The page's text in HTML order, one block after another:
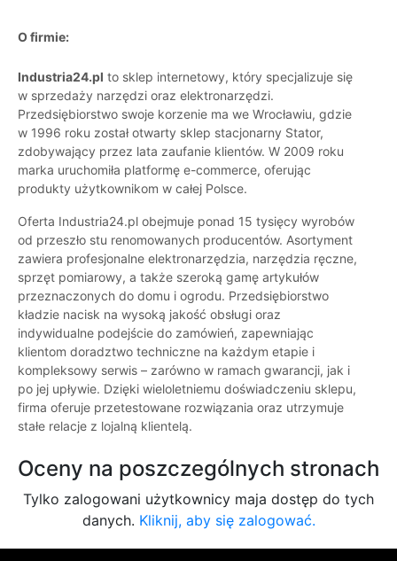
O firmie:
Industria24.pl to sklep internetowy, który specjalizuje się
w sprzedaży narzędzi oraz elektronarzędzi.
Przedsiębiorstwo swoje korzenie ma we Wrocławiu, gdzie
w 1996 roku został otwarty sklep stacjonarny Stator,
zdobywający przez lata zaufanie klientów. W 2009 roku
marka uruchomiła platformę e-commerce, oferując
produkty użytkownikom w całej Polsce.
Oferta Industria24.pl obejmuje ponad 15 tysięcy wyrobów
od przeszło stu renomowanych producentów. Asortyment
zawiera profesjonalne elektronarzędzia, narzędzia ręczne,
sprzęt pomiarowy, a także szeroką gamę artykułów
przeznaczonych do domu i ogrodu. Przedsiębiorstwo
kładzie nacisk na wysoką jakość obsługi oraz
indywidualne podejście do zamówień, zapewniając
klientom doradztwo techniczne na każdym etapie i
kompleksowy serwis – zarówno w ramach gwarancji, jak i
po jej upływie. Dzięki wieloletniemu doświadczeniu sklepu,
firma oferuje przetestowane rozwiązania oraz utrzymuje
stałe relacje z lojalną klientelą.
Oceny na poszczególnych stronach
Tylko zalogowani użytkownicy maja dostęp do tych
danych. Kliknij, aby się zalogować.